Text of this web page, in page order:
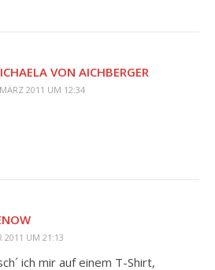
VON AICHBERGER
2011 UM 12:34
2011 UM 21:13
ich mir auf einem T-Shirt,